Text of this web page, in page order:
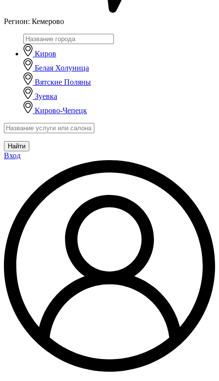
Регион: Кемерово
Киров
Белая Холуница
Вятские Поляны
Зуевка
Кирово-Чепецк
Найти
Вход